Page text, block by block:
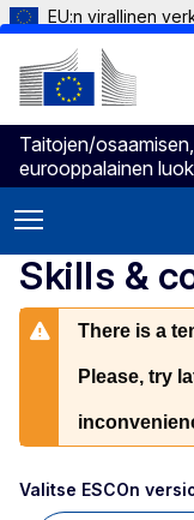
Skip to main content
EU:n virallinen
Taitojen/
eurooppalainen
Skills &
There is a
Please, try
Valitse ESCOn